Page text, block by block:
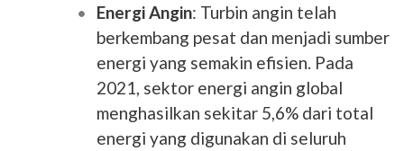
Energi Angin: Turbin angin telah
berkembang pesat dan menjadi sumber
energi yang semakin efisien. Pada
2021, sektor energi angin global
menghasilkan sekitar 5,6% dari total
energi yang digunakan di seluruh